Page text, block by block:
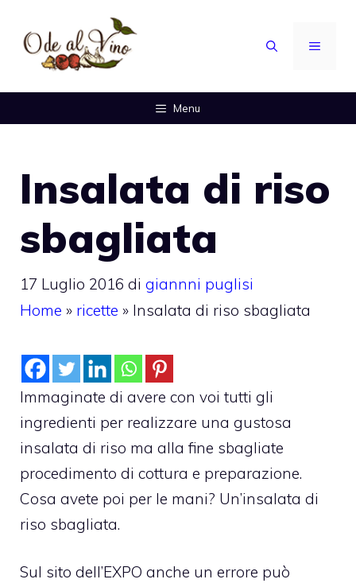
contenuto
MENU
Menu
Insalata di riso
sbagliata
17 Luglio 2016 di giannni puglisi
Home » ricette » Insalata di riso sbagliata
Immaginate di avere con voi tutti gli
ingredienti per realizzare una gustosa
insalata di riso ma alla fine sbagliate
procedimento di cottura e preparazione.
Cosa avete poi per le mani? Un’insalata di
riso sbagliata.
Sul sito dell’EXPO anche un errore può